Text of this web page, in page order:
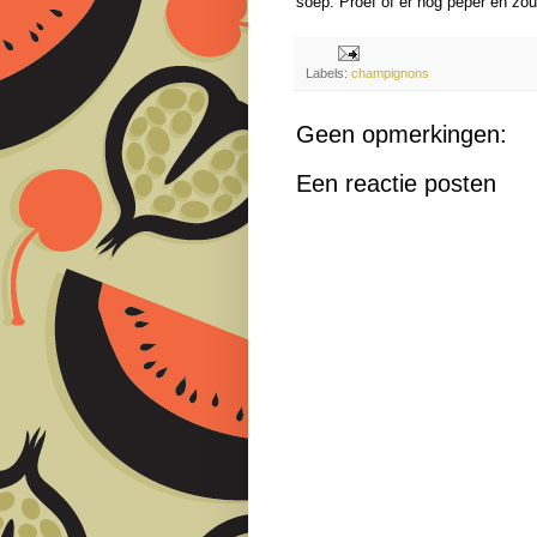
Labels: champignons
Geen opmerkingen:
Een reactie posten